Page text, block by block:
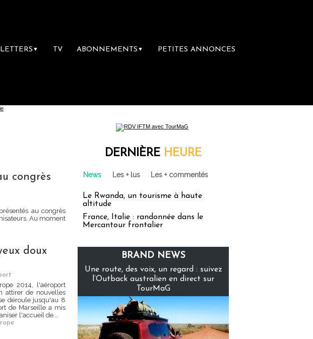
▼ TV ABONNEMENTS ▼ PETITES ANNONCES
congrès
au congrès
Au moment
doux
2014, l'aéroport
attirer de nouvelles
déroule jusqu'au 8
de Marseille a mis
l'accueil de...
DERNIÈRE HEURE
News Les + lus Les + commentés
Le Rwanda, un tourisme à haute
altitude
France, Italie : randonnée dans le
Mercantour frontalier
BRAND NEWS
Une route, des voix, un regard : suivez
l’Outback australien en direct sur
TourMaG